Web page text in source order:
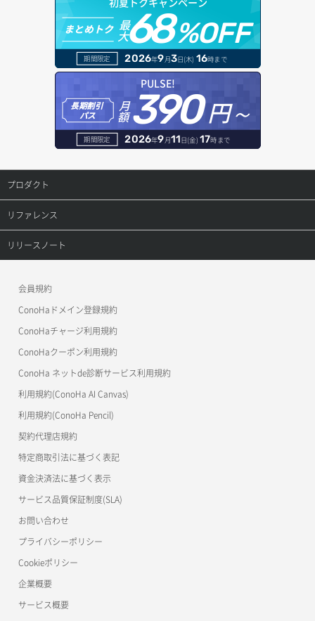
ボリュームアタッチ
ボリュームデタッチ
ヘルスモニタ一覧取得
ヘルスモニタ作成
ヘルスモニタ削除
ヘルスモニタ更新
ヘルスモニタ詳細取得
メンバー更新
メンバー詳細取得
メンバー追加
リスナー作成
リスナー削除
リスナー更新
リスナー詳細取得
ロードバランサー一覧取得
ロードバランサー削除
ロードバランサー更新
ロードバランサー詳細取得
ロードバランサー追加
オブジェクトダウンロード
オブジェクトバージョン管理
オブジェクト一覧取得
オブジェクト削除
オブジェクト削除予約
オブジェクト複製
オブジェクト詳細取得
コンテナ一覧取得
コンテナ作成
コンテナ削除
ラージオブジェクトアップロード(DLO)
一時的Web公開
ドメイン情報登録
ドメイン詳細取得
レコード一覧取得
レコード作成
レコード更新
レコード詳細取得
まとめトク 最
大68%OFF
期間限定 2026年9月3日(木) 16時まで
PULSE!
長期割引
パス
月
額390円～
期間限定 2026年9月11日(金) 17時まで
プロダクト
プロダクトトップ
ConoHa VPS(Ver.3.0)
ConoHa for GAME
リファレンス
リファレンストップ
OpenStack CLI
Terraform
s3cmd
公開API(ConoHa VPS Ver.2.0)
リリースノート
会員規約
ConoHaドメイン登録規約
ConoHaチャージ利用規約
ConoHaクーポン利用規約
ConoHa ネットde診断サービス利用規約
利用規約(ConoHa AI Canvas)
利用規約(ConoHa Pencil)
契約代理店規約
特定商取引法に基づく表記
資金決済法に基づく表示
サービス品質保証制度(SLA)
お問い合わせ
プライバシーポリシー
Cookieポリシー
企業概要
サービス概要